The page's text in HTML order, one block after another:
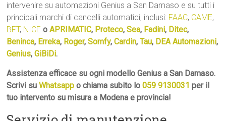
intervenire su automazioni Genius a San Damaso e su tutti i
principali marchi di cancelli automatici, inclusi: FAAC, CAME,
BFT, NICE oAPRIMATIC, Proteco,Sea, Fadini, Ditec,
Beninca, Erreka, Roger,Somfy,Cardin,Tau, DEA Automazioni,
Genius,GiBiDi.
Assistenza efficace su ogni modello Genius a San Damaso.
Scrivi suWhatsapp o chiama subito lo059 9130031 per il
tuo intervento su misura a Modena e provincia!